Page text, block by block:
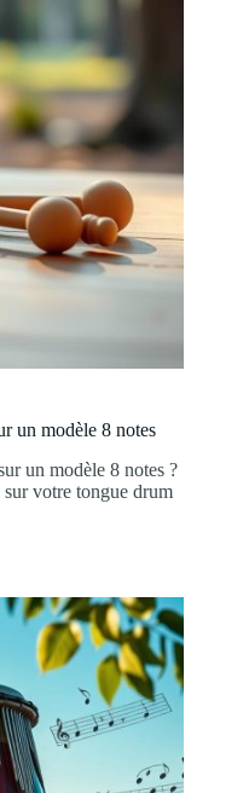
un modèle 8 notes
un modèle 8 notes ?
votre tongue drum